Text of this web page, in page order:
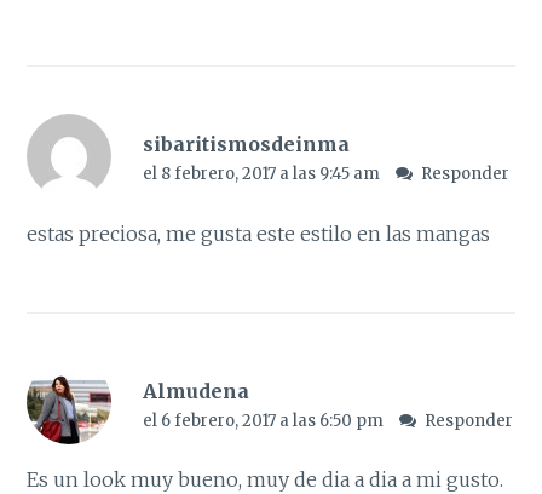
sibaritismosdeinma
el 8 febrero, 2017 a las 9:45 am Responder
estas preciosa, me gusta este estilo en las mangas
Almudena
el 6 febrero, 2017 a las 6:50 pm Responder
Es un look muy bueno, muy de dia a dia a mi gusto.